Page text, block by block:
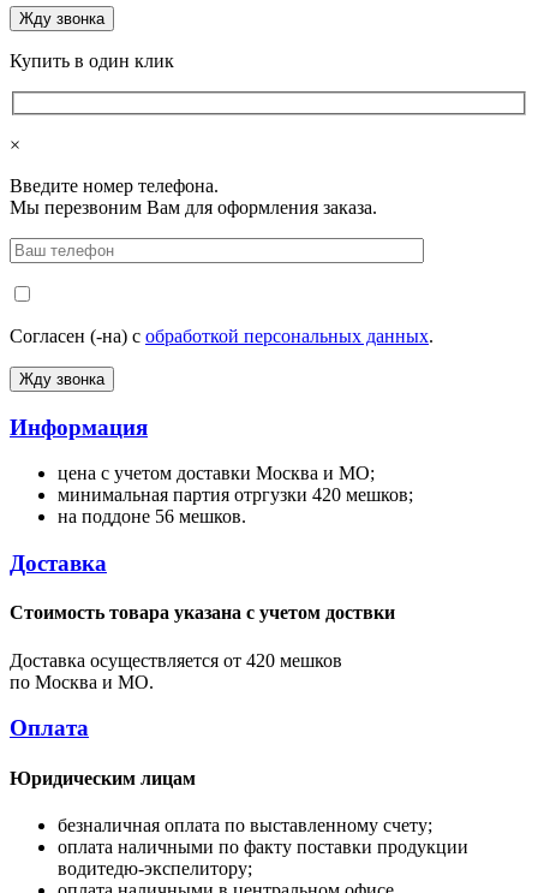
Купить в один клик
×
Введите номер телефона.
Мы перезвоним Вам для оформления заказа.
Согласен (-на) с обработкой персональных данных.
Информация
цена с учетом доставки Москва и МО;
минимальная партия отргузки 420 мешков;
на поддоне 56 мешков.
Доставка
Стоимость товара указана с учетом доствки
Доставка осуществляется от 420 мешков
по Москва и МО.
Оплата
Юридическим лицам
безналичная оплата по выставленному счету;
оплата наличными по факту поставки продукции
водитедю-экспелитору;